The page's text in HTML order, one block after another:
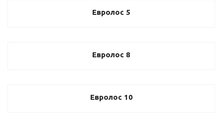
Евролос 5
Евролос 8
Евролос 10